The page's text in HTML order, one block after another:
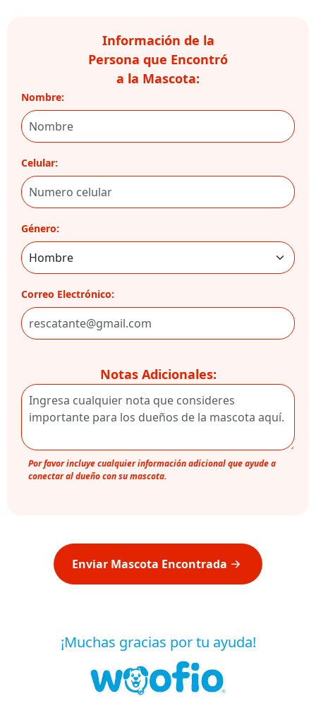
Información de la
Persona que Encontró
a la Mascota:
Nombre:
Celular:
Género:
Correo Electrónico:
Notas Adicionales:
Por favor incluye cualquier información adicional que ayude a
conectar al dueño con su mascota.
Enviar Mascota Encontrada
¡Muchas gracias por tu ayuda!